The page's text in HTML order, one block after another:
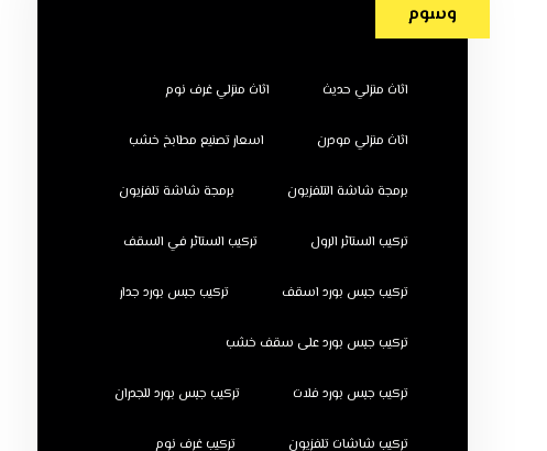
وسوم
اثاث منزلي حديث اثاث منزلي غرف نوم
اثاث منزلي مودرن اسعار تصنيع مطابخ خشب
برمجة شاشة التلفزيون برمجة شاشة تلفزيون
تركيب الستائر الرول تركيب الستائر في السقف
تركيب جبس بورد اسقف تركيب جبس بورد جدار
تركيب جبس بورد على سقف خشب
تركيب جبس بورد فلات تركيب جبس بورد للجدران
تركيب شاشات تلفزيون تركيب غرف نوم